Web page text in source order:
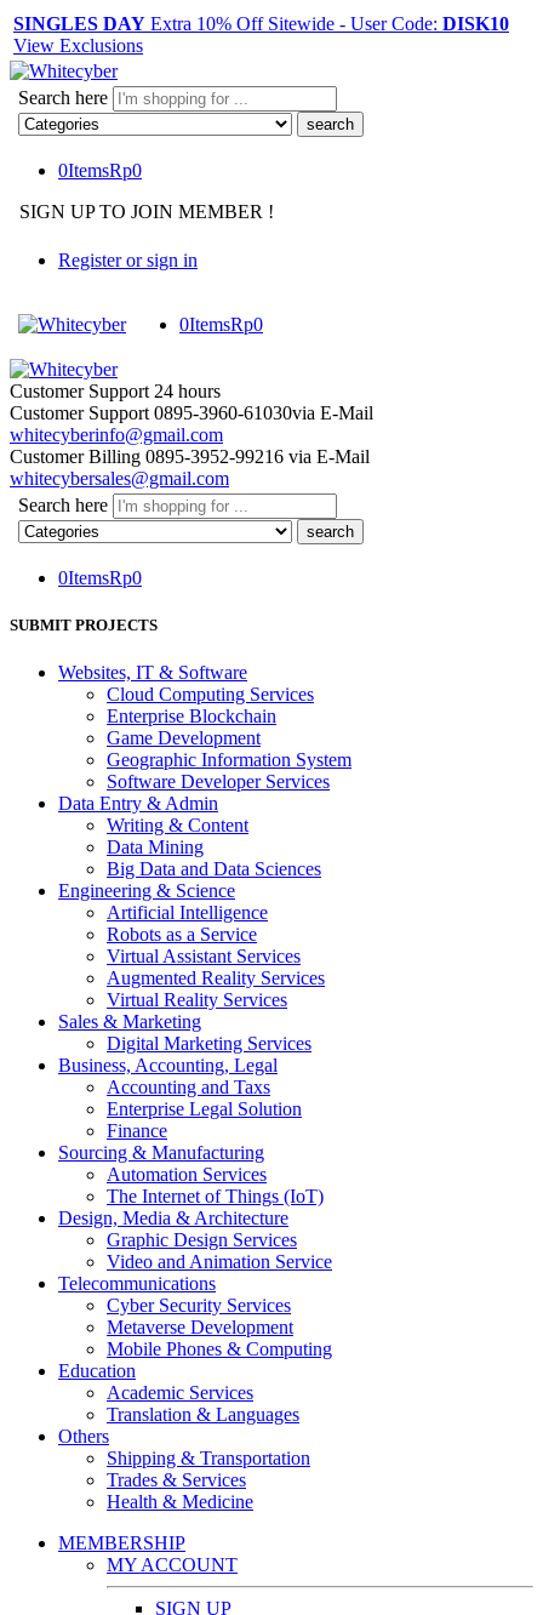
SINGLES DAY Extra 10% Off Sitewide - User Code: DISK10
View Exclusions
Search here
0ItemsRp0
SIGN UP TO JOIN MEMBER !
Register or sign in
0ItemsRp0
Customer Support 24 hours
Customer Support 0895-3960-61030via E-Mail
whitecyberinfo@gmail.com
Customer Billing 0895-3952-99216 via E-Mail
whitecybersales@gmail.com
Search here
0ItemsRp0
SUBMIT PROJECTS
Websites, IT & Software
Cloud Computing Services
Enterprise Blockchain
Game Development
Geographic Information System
Software Developer Services
Data Entry & Admin
Writing & Content
Data Mining
Big Data and Data Sciences
Engineering & Science
Artificial Intelligence
Robots as a Service
Virtual Assistant Services
Augmented Reality Services
Virtual Reality Services
Sales & Marketing
Digital Marketing Services
Business, Accounting, Legal
Accounting and Taxs
Enterprise Legal Solution
Finance
Sourcing & Manufacturing
Automation Services
The Internet of Things (IoT)
Design, Media & Architecture
Graphic Design Services
Video and Animation Service
Telecommunications
Cyber Security Services
Metaverse Development
Mobile Phones & Computing
Education
Academic Services
Translation & Languages
Others
Shipping & Transportation
Trades & Services
Health & Medicine
MEMBERSHIP
MY ACCOUNT
SIGN UP